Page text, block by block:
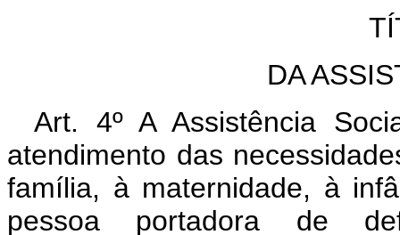
DA
Art. 4º A Assistência
atendimento das
família, à maternidade, à
pessoa portadora de